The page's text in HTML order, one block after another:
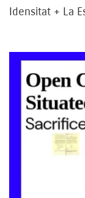
Idensitat + La